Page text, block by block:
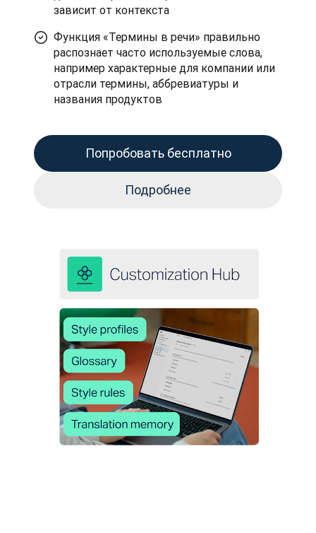
зависит от контекста
Функция «Термины в речи» правильно
распознает часто используемые слова,
например характерные для компании или
отрасли термины, аббревиатуры и
названия продуктов
Попробовать бесплатно
Подробнее